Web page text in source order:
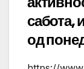
сабота,
од